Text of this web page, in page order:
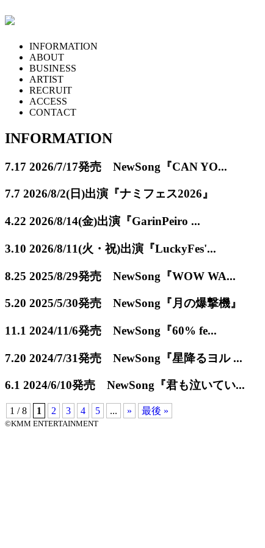
INFORMATION
ABOUT
BUSINESS
ARTIST
RECRUIT
ACCESS
CONTACT
INFORMATION
7.17 2026/7/17発売 NewSong『CAN YO...
7.7 2026/8/2(日)出演『ナミフェス2026』
4.22 2026/8/14(金)出演『GarinPeiro ...
3.10 2026/8/11(火・祝)出演『LuckyFes'...
8.25 2025/8/29発売 NewSong『WOW WA...
5.20 2025/5/30発売 NewSong『月の爆撃機』
11.1 2024/11/6発売 NewSong『60% fe...
7.20 2024/7/31発売 NewSong『星降るヨル ...
6.1 2024/6/10発売 NewSong『君も泣いてい...
1 / 8 1 2 3 4 5 ... » 最後 »
©KMM ENTERTAINMENT